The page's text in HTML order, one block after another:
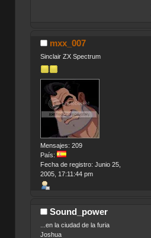
mxx_007
Sinclair ZX Spectrum
Mensajes: 209
País:
Fecha de registro: Junio 25,
2005, 17:11:44 pm
Sound_power
...en la ciudad de la furia
Joshua